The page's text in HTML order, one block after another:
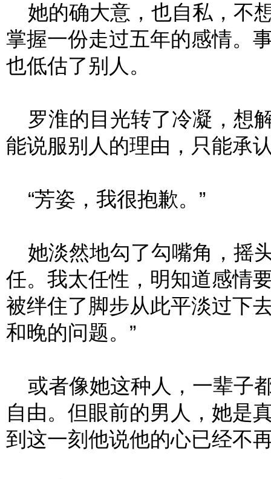
她的确大意，也自私，不
掌握一份走过五年的感情。
也低估了别人。
罗淮的目光转了冷凝，想
能说服别人的理由，只能承
“芳姿，我很抱歉。”
她淡然地勾了勾嘴角，摇
任。我太任性，明知道感情
被绊住了脚步从此平淡过下
和晚的问题。”
或者像她这种人，一辈子
自由。但眼前的男人，她是
到这一刻他说他的心已经不